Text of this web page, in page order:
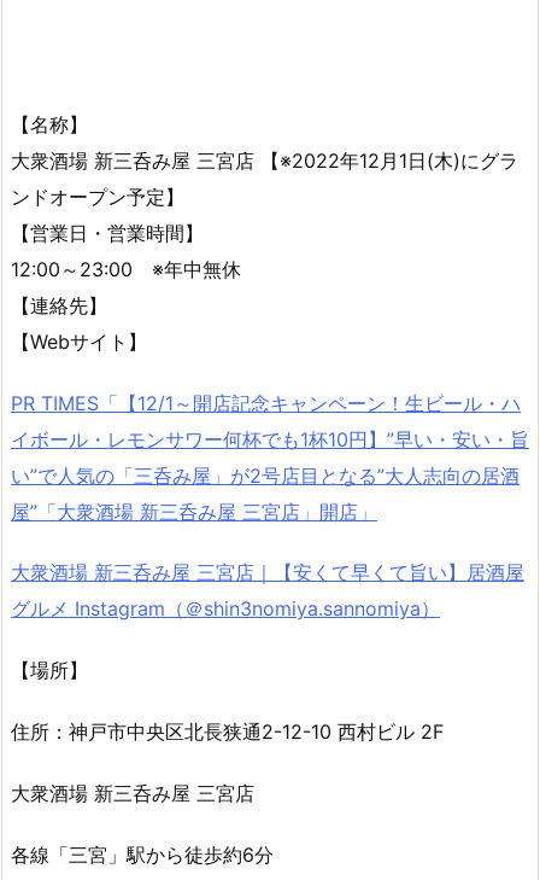
【名称】
大衆酒場 新三呑み屋 三宮店 【※2022年12月1日(木)にグラ
ンドオープン予定】
【営業日・営業時間】
12:00～23:00 ※年中無休
【連絡先】
【Webサイト】
PR TIMES「【12/1～開店記念キャンペーン！生ビール・ハ
イボール・レモンサワー何杯でも1杯10円】”早い・安い・旨
い”で人気の「三呑み屋」が2号店目となる”大人志向の居酒
屋”「大衆酒場 新三呑み屋 三宮店」開店」
大衆酒場 新三呑み屋 三宮店｜【安くて早くて旨い】居酒屋
グルメ Instagram（＠shin3nomiya.sannomiya）
【場所】
住所：神戸市中央区北長狭通2-12-10 西村ビル 2F
大衆酒場 新三呑み屋 三宮店
各線「三宮」駅から徒歩約6分